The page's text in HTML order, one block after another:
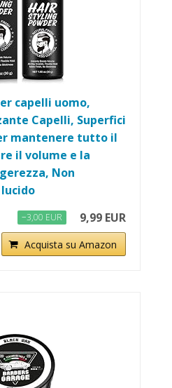
capelli uomo,
Capelli, Superfici
mantenere tutto il
il volume e la
Non
−3,00 EUR 9,99 EUR
Acquista su Amazon